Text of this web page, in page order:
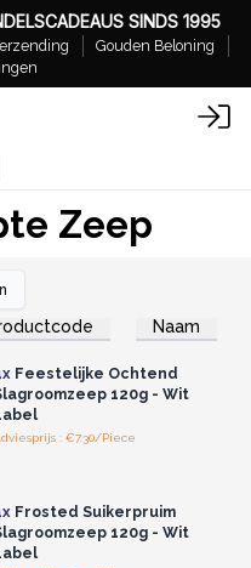
SINDS 1995
Gouden Beloning
Zeep
Naam
Log in of registreer u voor
groothandelsprijzen.
Feestelijke Ochtend
120g - Wit
: €7.30/Piece
Frosted Suikerpruim
120g - Wit